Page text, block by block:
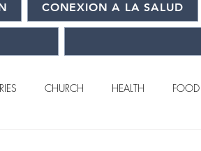
CONEXION A LA SALUD
CHURCH HEALTH FOOD